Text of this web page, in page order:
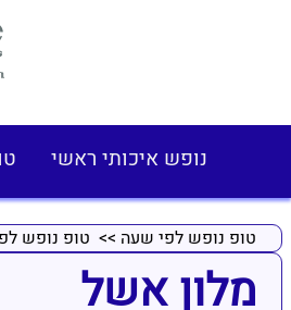
נופש איכותי ראשי
טופ נופש לפי שעה >> טופ נופש
מלון אשל